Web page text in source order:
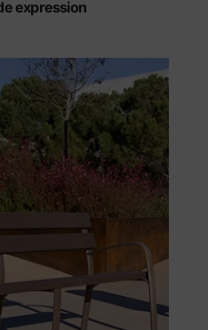
expression